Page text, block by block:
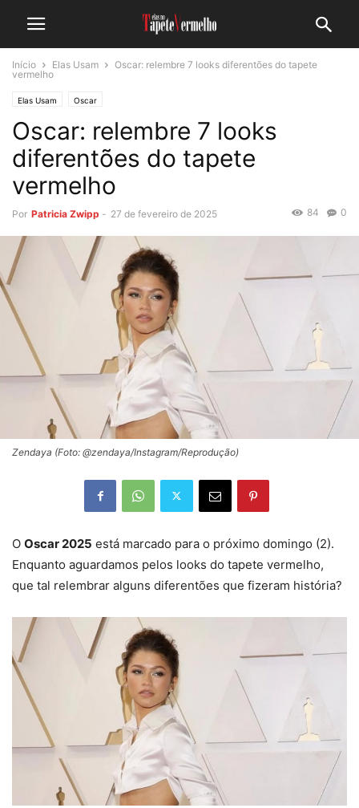
Início Elas Usam
Oscar: relembre 7 looks diferentões do tapete
vermelho
Elas Usam Oscar
Oscar: relembre 7 looks
diferentões do tapete
vermelho
Por Patricia Zwipp - 27 de fevereiro de 2025 0
84
Zendaya (Foto: @zendaya/Instagram/Reprodução)
O Oscar 2025 está marcado para o próximo domingo (2).
Enquanto aguardamos pelos looks do tapete vermelho,
que tal relembrar alguns diferentões que fizeram história?